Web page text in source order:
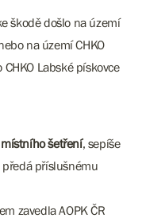
škodě došlo na území
na území CHKO
Labské pískovce
šetření, sepíše
příslušnému
zavedla AOPK ČR